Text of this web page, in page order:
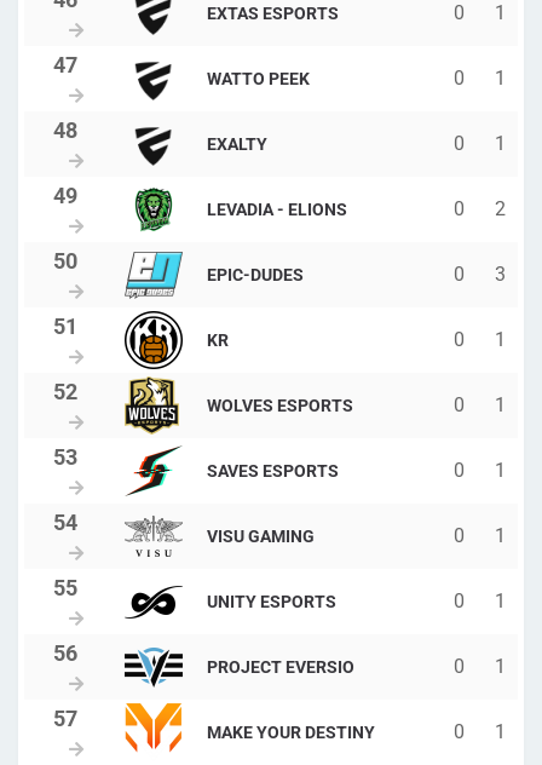
EXTAS ESPORTS 0 1
WATTO PEEK 0 1
EXALTY 0 1
LEVADIA - ELIONS 0 2
EPIC-DUDES 0 3
KR 0 1
WOLVES ESPORTS 0 1
SAVES ESPORTS 0 1
VISU GAMING 0 1
UNITY ESPORTS 0 1
PROJECT EVERSIO 0 1
MAKE YOUR DESTINY 0 1